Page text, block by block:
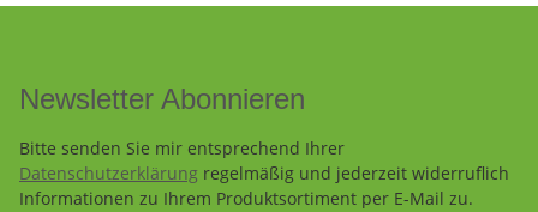
Newsletter Abonnieren
Bitte senden Sie mir entsprechend Ihrer
Datenschutzerklärung regelmäßig und jederzeit widerruflich
Informationen zu Ihrem Produktsortiment per E-Mail zu.